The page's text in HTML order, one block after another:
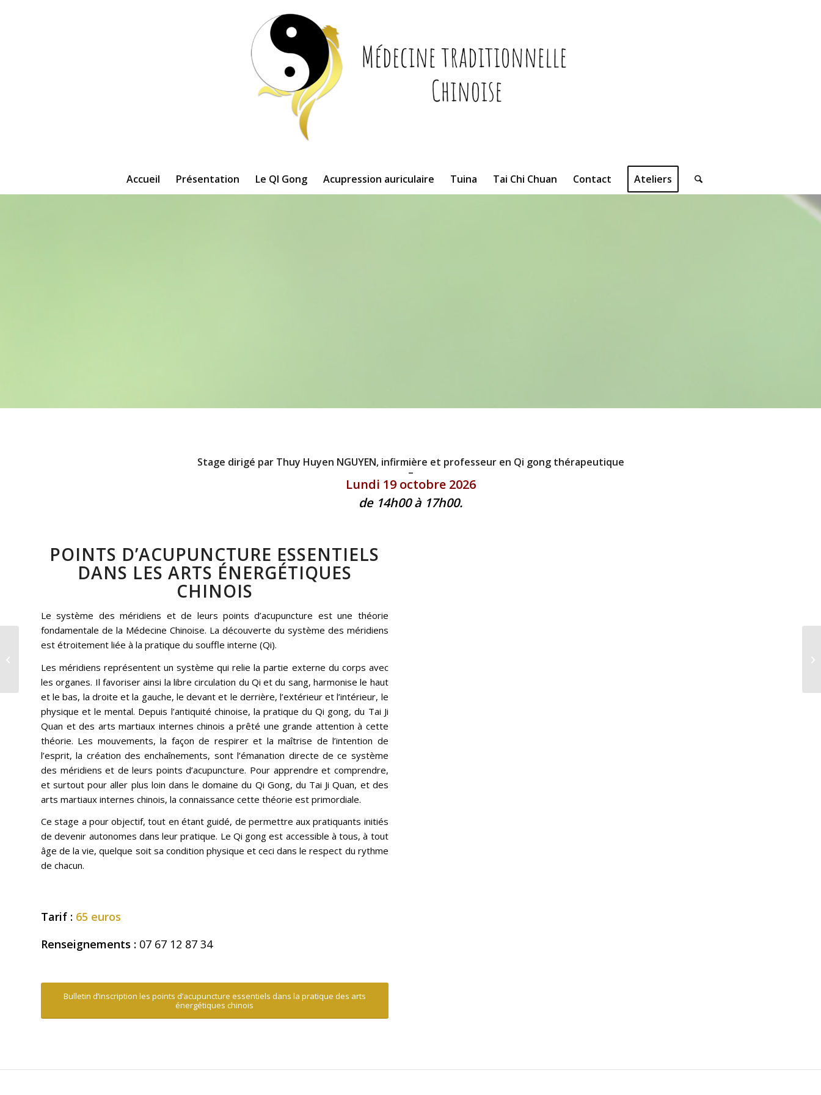
Accueil Présentation Le QI Gong Acupression auriculaire Tuina Tai Chi Chuan Contact Ateliers
Stage dirigé par Thuy Huyen NGUYEN, infirmière et professeur en Qi gong thérapeutique
–
Lundi 19 octobre 2026
de 14h00 à 17h00.
POINTS D’ACUPUNCTURE ESSENTIELS
DANS LES ARTS ÉNERGÉTIQUES
CHINOIS
Le système des méridiens et de leurs points d’acupuncture est une théorie
fondamentale de la Médecine Chinoise. La découverte du système des méridiens
est étroitement liée à la pratique du souffle interne (Qi).
Les méridiens représentent un système qui relie la partie externe du corps avec
les organes. Il favoriser ainsi la libre circulation du Qi et du sang, harmonise le haut
et le bas, la droite et la gauche, le devant et le derrière, l’extérieur et l’intérieur, le
physique et le mental. Depuis l’antiquité chinoise, la pratique du Qi gong, du Tai Ji
Quan et des arts martiaux internes chinois a prêté une grande attention à cette
théorie. Les mouvements, la façon de respirer et la maîtrise de l’intention de
l’esprit, la création des enchaînements, sont l’émanation directe de ce système
des méridiens et de leurs points d’acupuncture. Pour apprendre et comprendre,
et surtout pour aller plus loin dans le domaine du Qi Gong, du Tai Ji Quan, et des
arts martiaux internes chinois, la connaissance cette théorie est primordiale.
Ce stage a pour objectif, tout en étant guidé, de permettre aux pratiquants initiés
de devenir autonomes dans leur pratique. Le Qi gong est accessible à tous, à tout
âge de la vie, quelque soit sa condition physique et ceci dans le respect du rythme
de chacun.
Tarif : 65 euros
Renseignements : 07 67 12 87 34
Bulletin d’inscription les points d’acupuncture essentiels dans la pratique des arts
énergétiques chinois
Stage de Qi gong Ba
de Brocard » samedi
14 mars...